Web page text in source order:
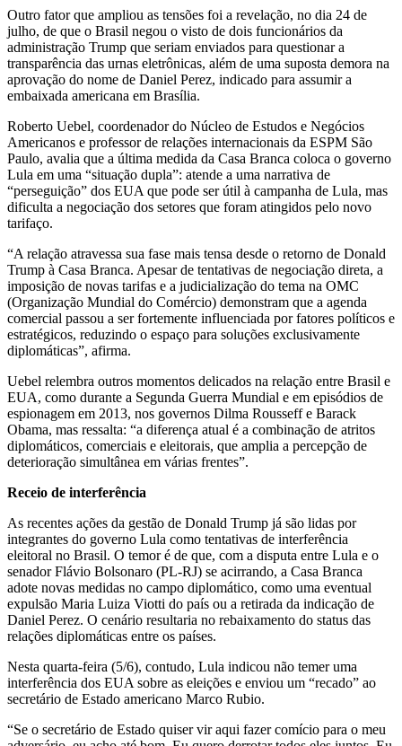
Outro fator que ampliou as tensões foi a revelação, no dia 24 de
julho, de que o Brasil negou o visto de dois funcionários da
administração Trump que seriam enviados para questionar a
transparência das urnas eletrônicas, além de uma suposta demora na
aprovação do nome de Daniel Perez, indicado para assumir a
embaixada americana em Brasília.
Roberto Uebel, coordenador do Núcleo de Estudos e Negócios
Americanos e professor de relações internacionais da ESPM São
Paulo, avalia que a última medida da Casa Branca coloca o governo
Lula em uma “situação dupla”: atende a uma narrativa de
“perseguição” dos EUA que pode ser útil à campanha de Lula, mas
dificulta a negociação dos setores que foram atingidos pelo novo
tarifaço.
“A relação atravessa sua fase mais tensa desde o retorno de Donald
Trump à Casa Branca. Apesar de tentativas de negociação direta, a
imposição de novas tarifas e a judicialização do tema na OMC
(Organização Mundial do Comércio) demonstram que a agenda
comercial passou a ser fortemente influenciada por fatores políticos e
estratégicos, reduzindo o espaço para soluções exclusivamente
diplomáticas”, afirma.
Uebel relembra outros momentos delicados na relação entre Brasil e
EUA, como durante a Segunda Guerra Mundial e em episódios de
espionagem em 2013, nos governos Dilma Rousseff e Barack
Obama, mas ressalta: “a diferença atual é a combinação de atritos
diplomáticos, comerciais e eleitorais, que amplia a percepção de
deterioração simultânea em várias frentes”.
Receio de interferência
As recentes ações da gestão de Donald Trump já são lidas por
integrantes do governo Lula como tentativas de interferência
eleitoral no Brasil. O temor é de que, com a disputa entre Lula e o
senador Flávio Bolsonaro (PL-RJ) se acirrando, a Casa Branca
adote novas medidas no campo diplomático, como uma eventual
expulsão Maria Luiza Viotti do país ou a retirada da indicação de
Daniel Perez. O cenário resultaria no rebaixamento do status das
relações diplomáticas entre os países.
Nesta quarta-feira (5/6), contudo, Lula indicou não temer uma
interferência dos EUA sobre as eleições e enviou um “recado” ao
secretário de Estado americano Marco Rubio.
“Se o secretário de Estado quiser vir aqui fazer comício para o meu